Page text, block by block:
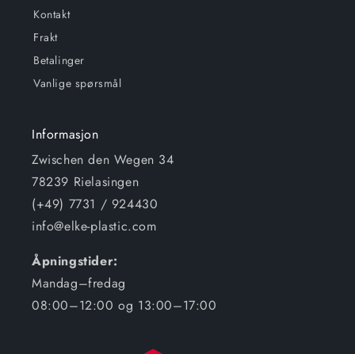
Kontakt
Frakt
Betalinger
Vanlige spørsmål
Informasjon
Zwischen den Wegen 34
78239 Rielasingen
(+49) 7731 / 924430
info@elke-plastic.com
Åpningstider:
Mandag–fredag
08:00–12:00 og 13:00–17:00